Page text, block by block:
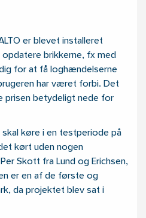
er blevet installeret
brikkerne, fx med
for at få loghændelserne
har været forbi. Det
prisen betydeligt nede for
køre i en testperiode på
kørt uden nogen
Skott fra Lund og Erichsen,
er en af de første og
da projektet blev sat i